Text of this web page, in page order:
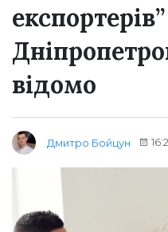
відомо
Дмитро Бойцун